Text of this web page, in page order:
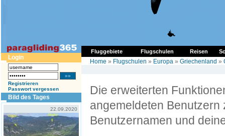
Fluggebiete Flugschulen Reisen
Login
Registrieren
Passwort vergessen
Bild des Tages
22.09.2020
Home » Flugschulen » Europa » Griechenland »
Die erweiterten
angemeldeten Benutzern
Benutzernamen und